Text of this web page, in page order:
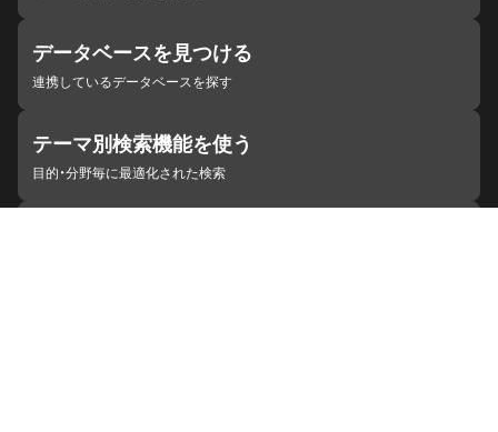
データベースを見つける
連携しているデータベースを探す
テーマ別検索機能を使う
目的・分野毎に最適化された検索